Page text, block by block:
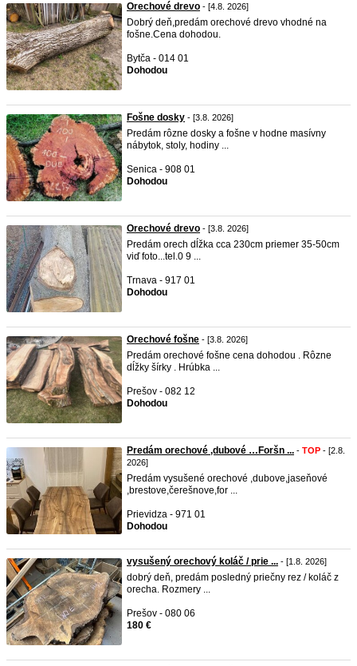
Orechové drevo - [4.8. 2026]
Dobrý deň,predám orechové drevo vhodné na
fošne.Cena dohodou.
Bytča - 014 01
Dohodou
Fošne dosky - [3.8. 2026]
Predám rôzne dosky a fošne v hodne masívny
nábytok, stoly, hodiny ...
Senica - 908 01
Dohodou
Orechové drevo - [3.8. 2026]
Predám orech dĺžka cca 230cm priemer 35-50cm
viď foto...tel.0 9 ...
Trnava - 917 01
Dohodou
Orechové fošne - [3.8. 2026]
Predám orechové fošne cena dohodou . Rôzne
dĺžky šírky . Hrúbka ...
Prešov - 082 12
Dohodou
Predám orechové ,dubové …Foršn ... - TOP - [2.8.
2026]
Predám vysušené orechové ,dubove,jaseňové
,brestove,čerešnove,for ...
Prievidza - 971 01
Dohodou
vysušený orechový koláč / prie ... - [1.8. 2026]
dobrý deň, predám posledný priečny rez / koláč z
orecha. Rozmery ...
Prešov - 080 06
180 €